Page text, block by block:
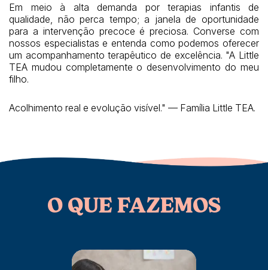
Em meio à alta demanda por terapias infantis de
qualidade, não perca tempo; a janela de oportunidade
para a intervenção precoce é preciosa. Converse com
nossos especialistas e entenda como podemos oferecer
um acompanhamento terapêutico de excelência. "A Little
TEA mudou completamente o desenvolvimento do meu
filho.
Acolhimento real e evolução visível." — Família Little TEA.
O QUE FAZEMOS